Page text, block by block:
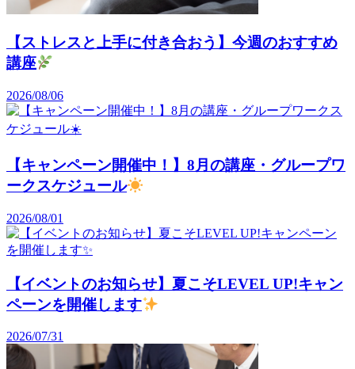
【ストレスと上手に付き合おう】今週のおすすめ
講座
2026/08/06
【キャンペーン開催中！】8月の講座・グループワ
ークスケジュール
2026/08/01
【イベントのお知らせ】夏こそLEVEL UP!キャン
ペーンを開催します
2026/07/31